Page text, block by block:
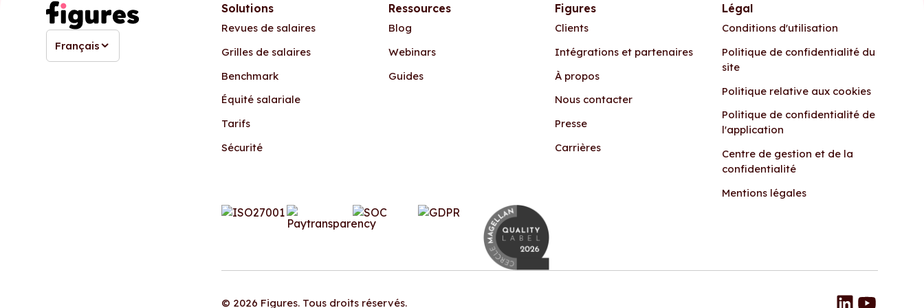
Français
Solutions
Revues de salaires
Grilles de salaires
Benchmark
Équité salariale
Tarifs
Sécurité
Ressources
Blog
Webinars
Guides
Figures
Clients
Intégrations et partenaires
À propos
Nous contacter
Presse
Carrières
Légal
Conditions d'utilisation
Politique de confidentialité du
site
Politique relative aux cookies
Politique de confidentialité de
l'application
Centre de gestion et de la
confidentialité
Mentions légales
© 2026 Figures. Tous droits réservés.